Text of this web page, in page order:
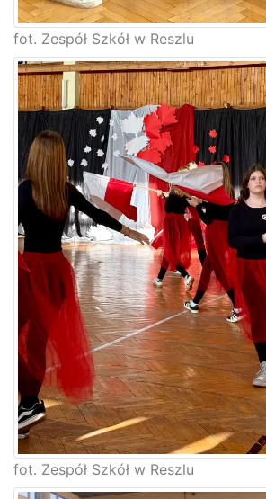
fot. Zespół Szkół w Reszlu
fot. Zespół Szkół w Reszlu